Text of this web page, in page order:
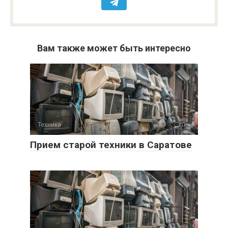
Вам также может быть интересно
Техника 0
Прием старой техники в Саратове